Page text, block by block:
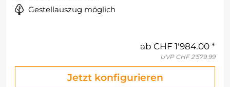
Gestellauszug möglich
ab CHF 1'984.00
UVP CHF 2'579.99
Jetzt konfigurieren